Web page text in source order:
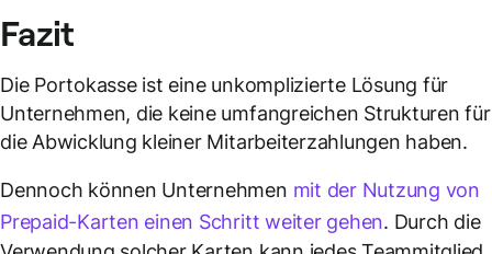
Fazit
Die Portokasse ist eine unkomplizierte Lösung für
Unternehmen, die keine umfangreichen Strukturen für
die Abwicklung kleiner Mitarbeiterzahlungen haben.
Dennoch können Unternehmen mit der Nutzung von
Prepaid-Karten einen Schritt weiter gehen. Durch die